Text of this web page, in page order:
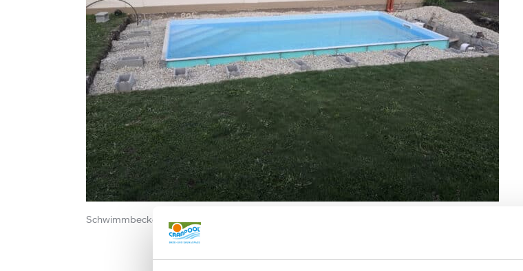
Schwimmbecken rechteckig, eingegraben in einem Garten bei der Montage